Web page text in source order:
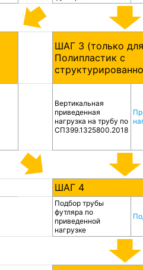
ШАГ 3 (только
Полипластик с
Вертикальная
приведенная
нагрузка на трубу по
СП399.1325800.2018
ШАГ 4
Подбор трубы
футляра по
приведенной
нагрузке